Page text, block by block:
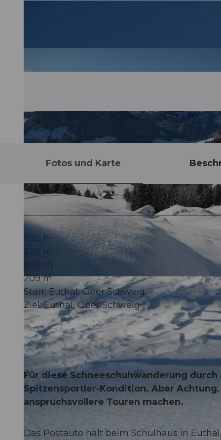
© Einsiedeln-Ybrig-Zürichsee
Fotos und Karte
2:35 h
220 m
900 m
209 m
Start: Euthal, Ober Schweig
Ziel: Euthal, Ober Schweig
Für diese Schneeschuhwanderung
Spitzensportler-Kondition. Aber
anspruchsvollere Touren machen.
Das Postauto hält beim Schulhaus in